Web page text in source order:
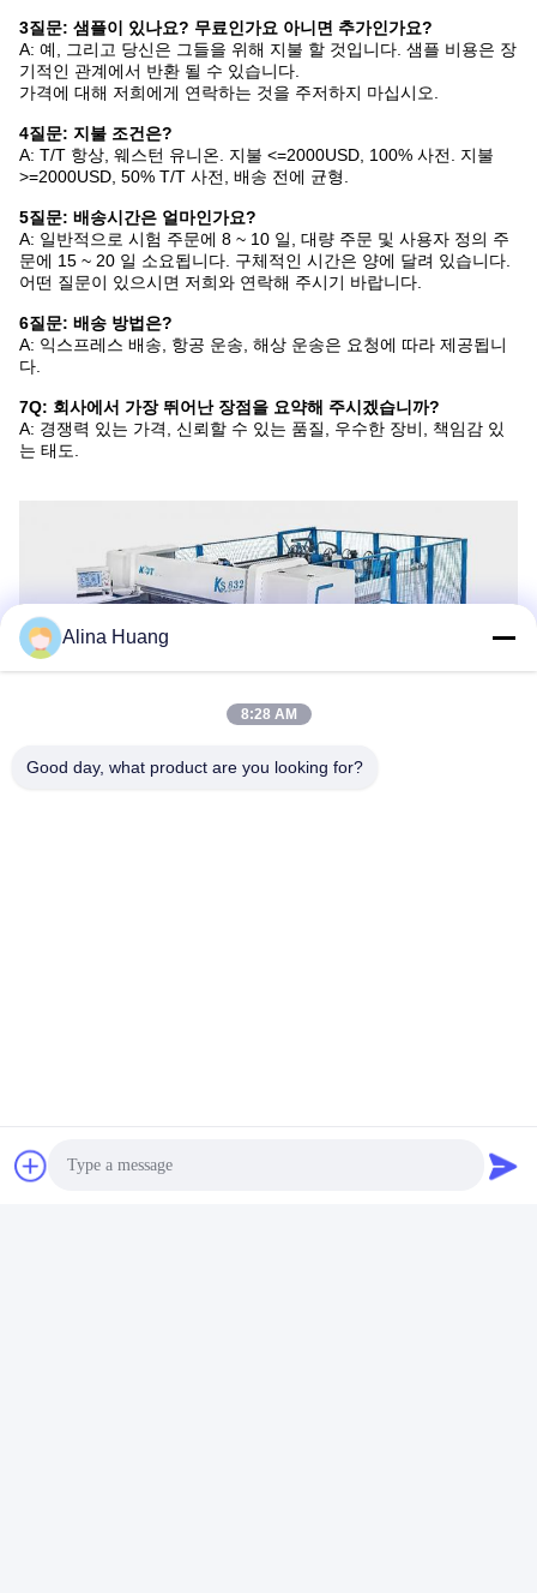
3질문: 샘플이 있나요? 무료인가요 아니면 추가인가요?
A: 예, 그리고 당신은 그들을 위해 지불 할 것입니다. 샘플 비용은 장
기적인 관계에서 반환 될 수 있습니다.
가격에 대해 저희에게 연락하는 것을 주저하지 마십시오.
4질문: 지불 조건은?
A: T/T 항상, 웨스턴 유니온. 지불 <=2000USD, 100% 사전. 지불
>=2000USD, 50% T/T 사전, 배송 전에 균형.
5질문: 배송시간은 얼마인가요?
A: 일반적으로 시험 주문에 8 ~ 10 일, 대량 주문 및 사용자 정의 주
문에 15 ~ 20 일 소요됩니다. 구체적인 시간은 양에 달려 있습니다.
어떤 질문이 있으시면 저희와 연락해 주시기 바랍니다.
6질문: 배송 방법은?
A: 익스프레스 배송, 항공 운송, 해상 운송은 요청에 따라 제공됩니
다.
7Q: 회사에서 가장 뛰어난 장점을 요약해 주시겠습니까?
A: 경쟁력 있는 가격, 신뢰할 수 있는 품질, 우수한 장비, 책임감 있
는 태도.
Alina Huang
8:28 AM
Good day, what product are you looking for?